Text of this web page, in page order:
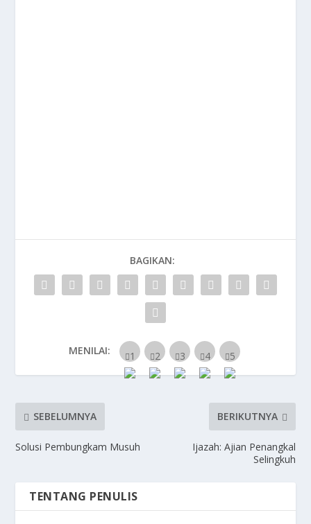
BAGIKAN:
MENILAI:
SEBELUMNYA
Solusi Pembungkam Musuh
BERIKUTNYA
Ijazah: Ajian Penangkal
Selingkuh
TENTANG PENULIS